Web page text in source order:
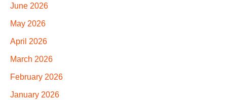
June 2026
May 2026
April 2026
March 2026
February 2026
January 2026